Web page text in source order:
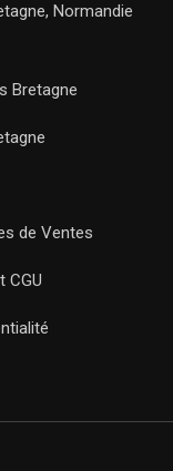
Normandie
Bretagne
de Ventes
CGU